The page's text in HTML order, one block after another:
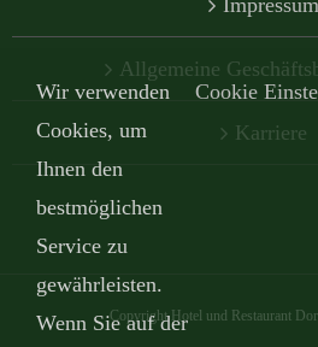
Impressum
Allgemeine
Karriere
Copyright Hotel und Restaurant
Wir verwenden
Cookies, um
Ihnen den
bestmöglichen
Service zu
gewährleisten.
Wenn Sie auf der
Cookie